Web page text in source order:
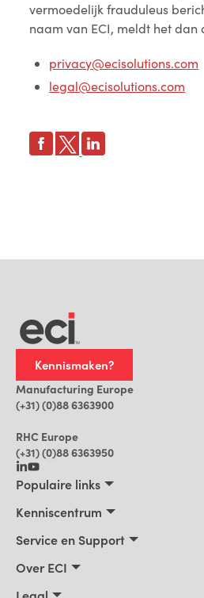
vermoedelijk frauduleus
naam van ECI, meldt het dan
privacy@ecisolutions.com
legal@ecisolutions.com
Kennismaken?
Manufacturing Europe
(+31) (0)88 6363900
RHC Europe
(+31) (0)88 6363950
Populaire links
Installatiebedrijven
Praktische AI voor ERP
Kenniscentrum
Service en Support
Over ECI